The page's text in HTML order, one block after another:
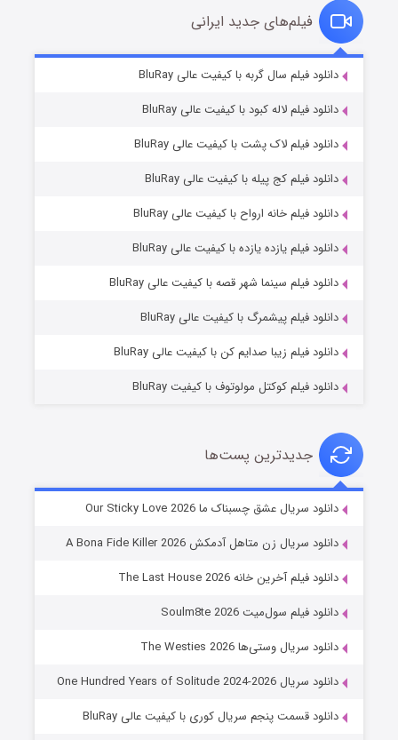
قسمت۶ (زیرنویس) منتشر شد
شوهر
عملیات آپارتمان
فیلم‌های جدید ایرانی
دانلود فیلم سال گربه با کیفیت عالی BluRay
دانلود فیلم لاله کبود با کیفیت عالی BluRay
دانلود فیلم لاک پشت با کیفیت عالی BluRay
دانلود فیلم کج‌ پیله با کیفیت عالی BluRay
دانلود فیلم خانه ارواح با کیفیت عالی BluRay
دانلود فیلم یازده یازده با کیفیت عالی BluRay
دانلود فیلم سینما شهر قصه با کیفیت عالی BluRay
دانلود فیلم پیشمرگ با کیفیت عالی BluRay
دانلود فیلم زیبا صدایم کن با کیفیت عالی BluRay
دانلود فیلم کوکتل مولوتوف با کیفیت BluRay
جدیدترین پست‌ها
دانلود سریال عشق چسبناک ما Our Sticky Love 2026
دانلود سریال زن متاهل آدمکش A Bona Fide Killer 2026
دانلود فیلم آخرین خانه The Last House 2026
دانلود فیلم سول‌میت Soulm8te 2026
دانلود سریال وستی‌ها The Westies 2026
دانلود سریال One Hundred Years of Solitude 2024-2026
دانلود قسمت پنجم سریال کوری با کیفیت عالی BluRay